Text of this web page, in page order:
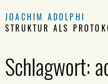
JOACHIM ADOLPHI
STRUKTUR ALS
Schlagwort: